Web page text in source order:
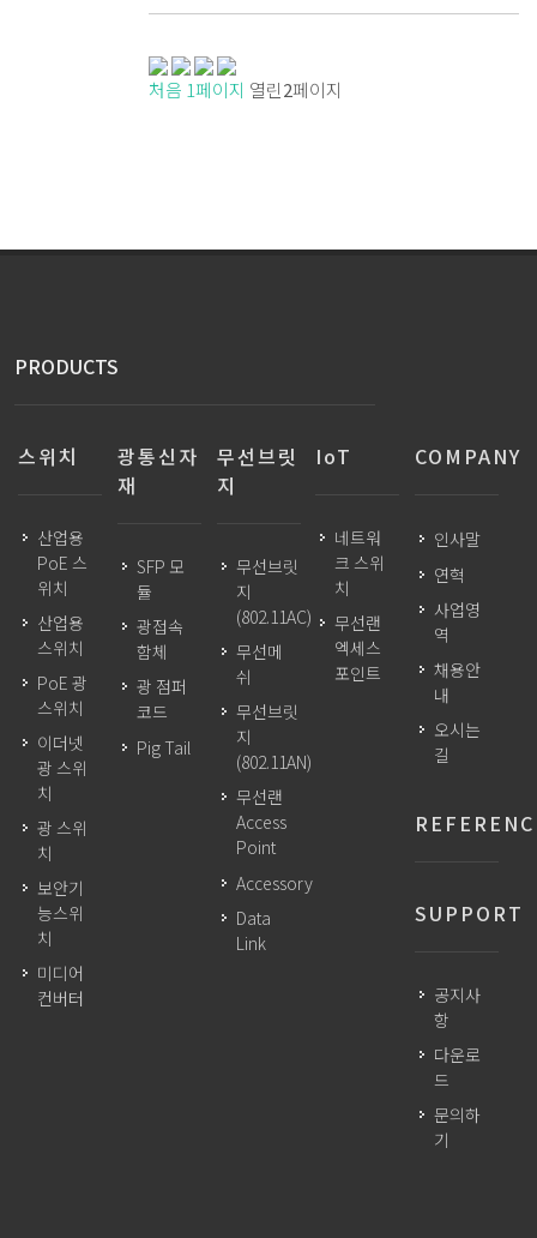
처음 1페이지 열린2페이지
PRODUCTS
스위치
산업용
PoE 스
위치
산업용
스위치
PoE 광
스위치
이더넷
광 스위
치
광 스위
치
보안기
능스위
치
미디어
컨버터
광통신자
재
SFP 모
듈
광접속
함체
광 점퍼
코드
Pig Tail
무선브릿
지
무선브릿
지
(802.11AC)
무선메
쉬
무선브릿
지
(802.11AN)
무선랜
Access
Point
Accessory
Data
Link
IoT
네트워
크 스위
치
무선랜
엑세스
포인트
COMPANY
인사말
연혁
사업영
역
채용안
내
오시는
길
SUPPORT
공지사
항
다운로
드
문의하
기